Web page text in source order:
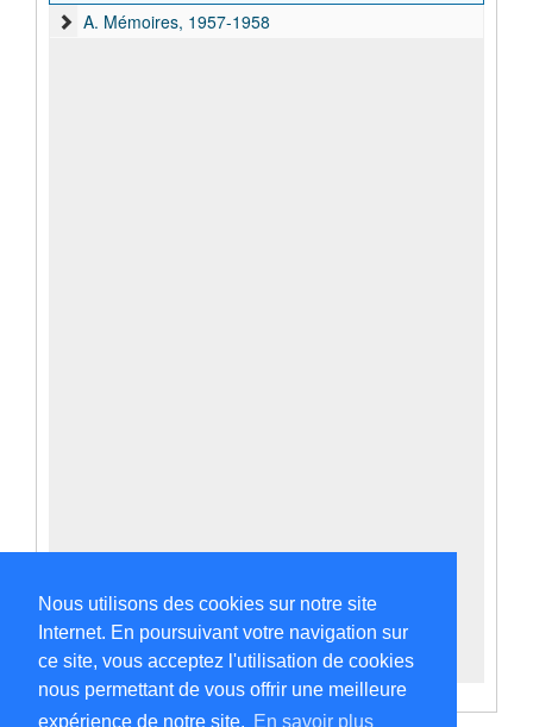
Nous utilisons des cookies sur notre site
Internet. En poursuivant votre navigation sur
ce site, vous acceptez l'utilisation de cookies
nous permettant de vous offrir une meilleure
expérience de notre site. En savoir plus
A. Mémoires, 1957-1958